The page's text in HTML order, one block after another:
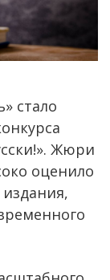
стало
Жюри
оценило